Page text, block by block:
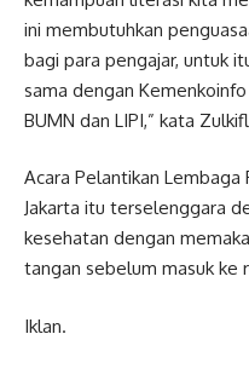
ini membutuhkan
bagi para pengajar, untuk
sama dengan
BUMN dan LIPI,” kata
Acara Pelantikan Lembaga
Jakarta itu terselenggara
kesehatan dengan
tangan sebelum masuk ke
Iklan.